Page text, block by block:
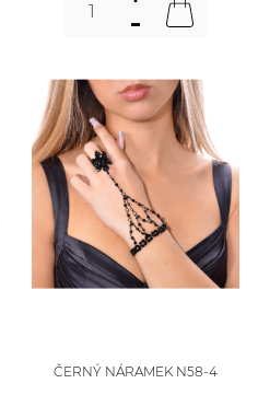
ČERNÝ NÁRAMEK N58-4